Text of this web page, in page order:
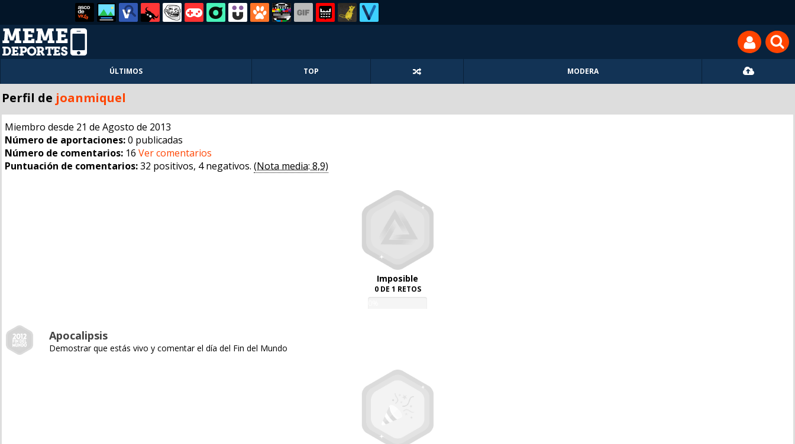
ÚLTIMOS TOP MODERA
Perfil de joanmiquel
Miembro desde 21 de Agosto de 2013
Número de aportaciones:0 publicadas
Número de comentarios: 16 Ver comentarios
Puntuación de comentarios:32 positivos, 4 negativos. (Nota media: 8,9)
Imposible
0 DE 1 RETOS
Apocalipsis
Demostrar que estás vivo y comentar el día del Fin del Mundo